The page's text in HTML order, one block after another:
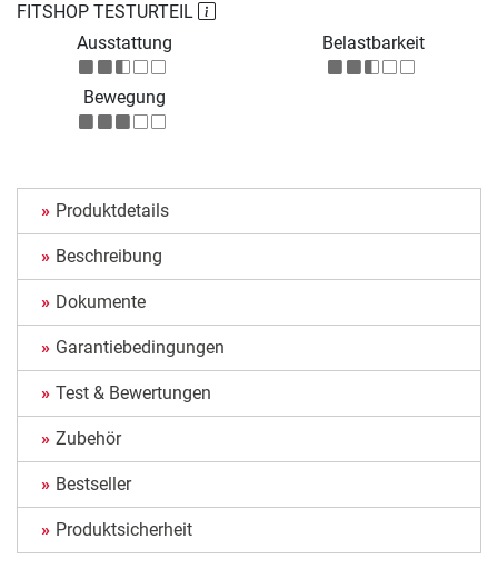
FITSHOP TESTURTEIL
Ausstattung
Belastbarkeit
Bewegung
Produktdetails
Beschreibung
Dokumente
Garantiebedingungen
Test & Bewertungen
Zubehör
Bestseller
Produktsicherheit